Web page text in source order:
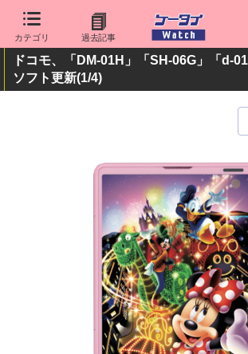
カテゴリ 過去記事
ドコモ、「DM-01H」「SH-06G」「d-
ソフト更新(1/4)